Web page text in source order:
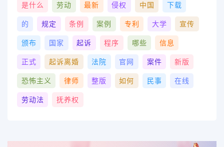
是什么 劳动 最新 侵权 中国 下载
的 规定 条例 案例 专利 大学 宣传
颁布 国家 起诉 程序 哪些 信息
正式 起诉离婚 法院 官网 案件 新版
恐怖主义 律师 整版 如何 民事 在线
劳动法 抚养权